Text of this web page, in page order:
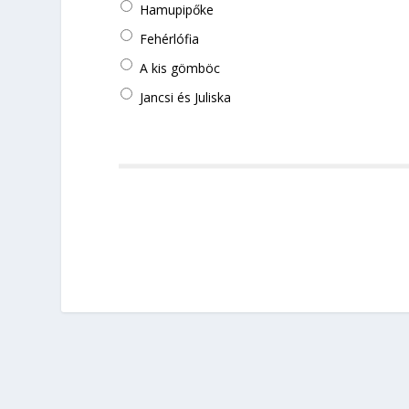
Hamupipőke
Fehérlófia
A kis gömböc
Jancsi és Juliska